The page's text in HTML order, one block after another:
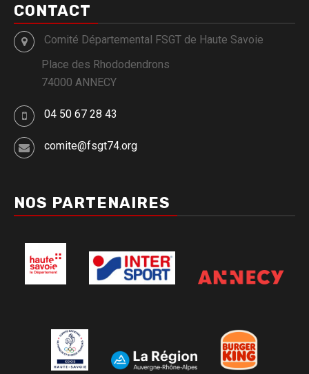
CONTACT
Comité Départemental FSGT de Haute Savoie
Place des Rhododendrons
74000 ANNECY
04 50 67 28 43
comite@fsgt74.org
NOS PARTENAIRES